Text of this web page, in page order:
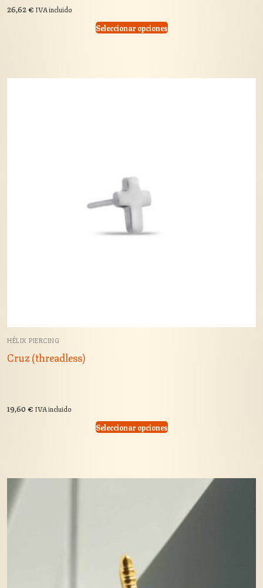
26,62€ IVA incluido
Seleccionar opciones
HÉLIX PIERCING
Cruz (threadless)
19,60€ IVA incluido
Seleccionar opciones